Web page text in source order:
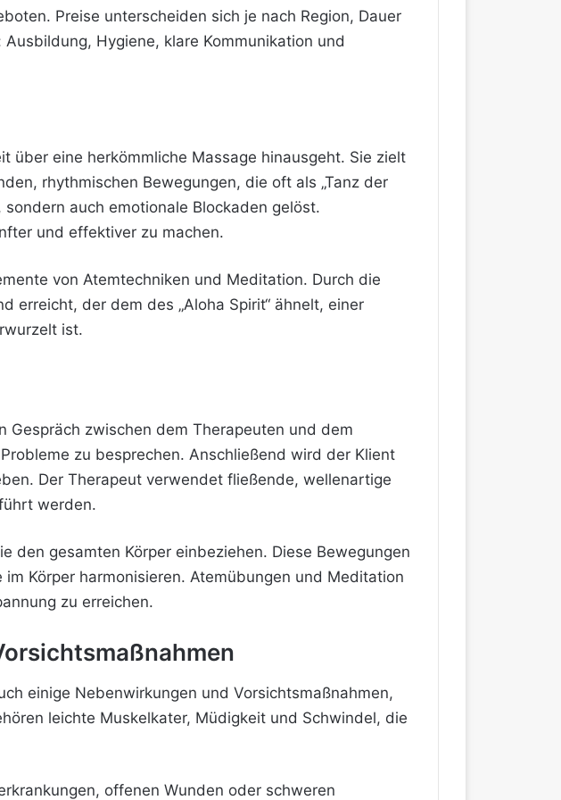
Preise unterscheiden sich je nach Region, Dauer
Hygiene, klare Kommunikation und
über eine herkömmliche Massage hinausgeht. Sie zielt
rhythmischen Bewegungen, die oft als „Tanz der
auch emotionale Blockaden gelöst.
und effektiver zu machen.
von Atemtechniken und Meditation. Durch die
erreicht, der dem des „Aloha Spirit“ ähnelt, einer
ist.
Gespräch zwischen dem Therapeuten und dem
zu besprechen. Anschließend wird der Klient
Der Therapeut verwendet fließende, wellenartige
werden.
den gesamten Körper einbeziehen. Diese Bewegungen
Körper harmonisieren. Atemübungen und Meditation
zu erreichen.
einige Nebenwirkungen und Vorsichtsmaßnahmen,
leichte Muskelkater, Müdigkeit und Schwindel, die
offenen Wunden oder schweren